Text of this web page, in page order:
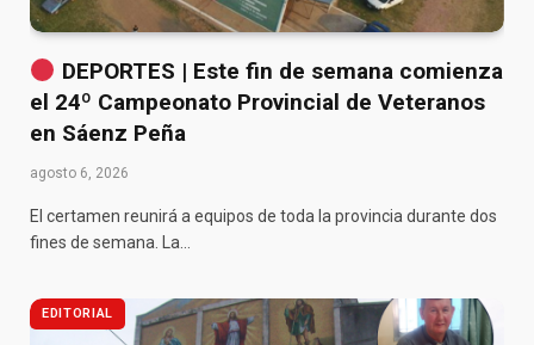
DEPORTES | Este fin de semana comienza
el 24º Campeonato Provincial de Veteranos
en Sáenz Peña
agosto 6, 2026
El certamen reunirá a equipos de toda la provincia durante dos
fines de semana. La…
EDITORIAL